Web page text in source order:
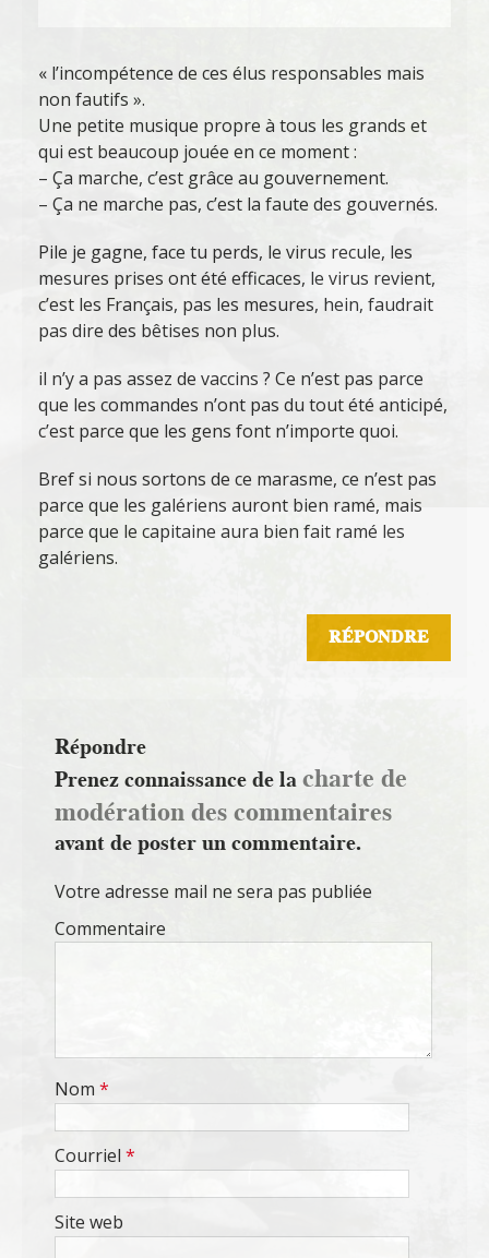
« l’incompétence de ces élus responsables mais
non fautifs ».
Une petite musique propre à tous les grands et
qui est beaucoup jouée en ce moment :
– Ça marche, c’est grâce au gouvernement.
– Ça ne marche pas, c’est la faute des gouvernés.
Pile je gagne, face tu perds, le virus recule, les
mesures prises ont été efficaces, le virus revient,
c’est les Français, pas les mesures, hein, faudrait
pas dire des bêtises non plus.
il n’y a pas assez de vaccins ? Ce n’est pas parce
que les commandes n’ont pas du tout été anticipé,
c’est parce que les gens font n’importe quoi.
Bref si nous sortons de ce marasme, ce n’est pas
parce que les galériens auront bien ramé, mais
parce que le capitaine aura bien fait ramé les
galériens.
RÉPONDRE
Répondre
Prenez connaissance de lacharte de
modération des commentaires
avant de poster un commentaire.
Votre adresse mail ne sera pas publiée
Commentaire
Nom *
Courriel *
Site web